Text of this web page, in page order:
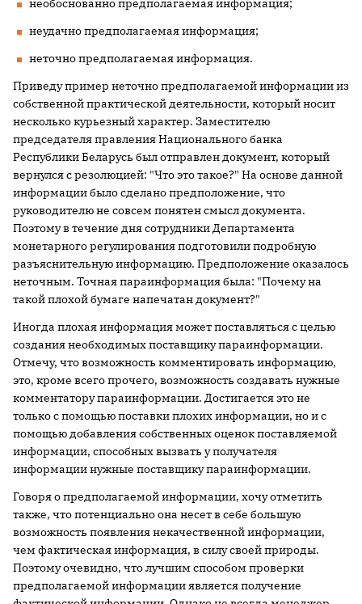
необоснованно предполагаемая информация;
неудачно предполагаемая информация;
неточно предполагаемая информация.
Приведу пример неточно предполагаемой информации из
собственной практической деятельности, который носит
несколько курьезный характер. Заместителю
председателя правления Национального банка
Республики Беларусь был отправлен документ, который
вернулся с резолюцией: "Что это такое?" На основе данной
информации было сделано предположение, что
руководителю не совсем понятен смысл документа.
Поэтому в течение дня сотрудники Департамента
монетарного регулирования подготовили подробную
разъяснительную информацию. Предположение оказалось
неточным. Точная параинформация была: "Почему на
такой плохой бумаге напечатан документ?"
Иногда плохая информация может поставляться с целью
создания необходимых поставщику параинформации.
Отмечу, что возможность комментировать информацию,
это, кроме всего прочего, возможность создавать нужные
комментатору параинформации. Достигается это не
только с помощью поставки плохих информации, но и с
помощью добавления собственных оценок поставляемой
информации, способных вызвать у получателя
информации нужные поставщику параинформации.
Говоря о предполагаемой информации, хочу отметить
также, что потенциально она несет в себе большую
возможность появления некачественной информации,
чем фактическая информация, в силу своей природы.
Поэтому очевидно, что лучшим способом проверки
предполагаемой информации является получение